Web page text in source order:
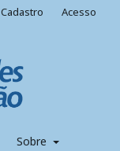
Sobre
Cadastro Acesso